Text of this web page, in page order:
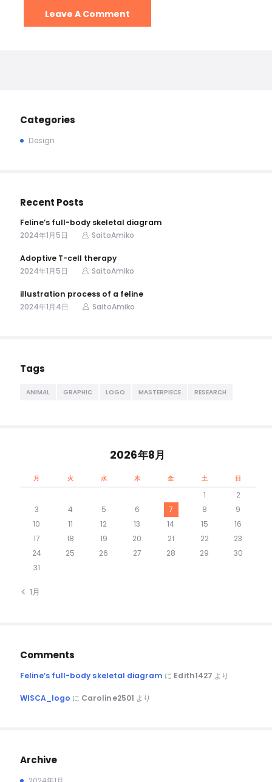
Categories
Design
Recent Posts
Feline’s full-body skeletal diagram
2024年1月5日
SaitoAmiko
Adoptive T-cell therapy
2024年1月5日
SaitoAmiko
illustration process of a feline
2024年1月4日
SaitoAmiko
Tags
ANIMAL GRAPHIC LOGO MASTERPIECE RESEARCH
2026年8月
月 火 水 木 金 土 日
1
2
3
4 5 6 7 8
9
10
11 12 13 14 15
16
17
18 19 20 21 22
23
24
25 26 27 28 29
30
31
« 1月
Comments
Feline’s full-body skeletal diagram に Edith1427 より
WISCA_logo に Caroline2501 より
Archive